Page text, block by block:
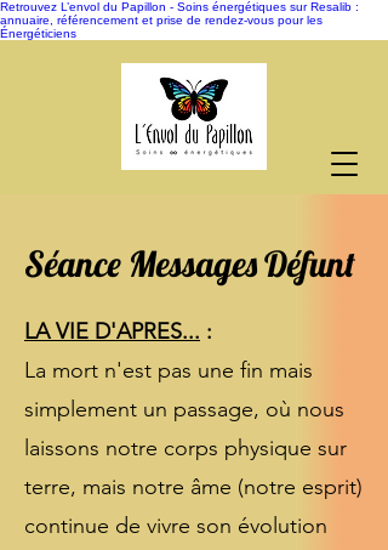
Retrouvez L’envol du Papillon - Soins énergétiques sur Resalib :
annuaire, référencement et prise de rendez-vous pour les
Énergéticiens
Séance Messages Défunt​
LA VIE D'APRES... :
La mort n'est pas une fin mais
simplement un passage, où nous
laissons notre corps physique sur
terre, mais notre âme (notre esprit)
continue de vivre son évolution